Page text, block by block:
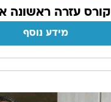
קורס עזרה ראשונה
מידע נוסף